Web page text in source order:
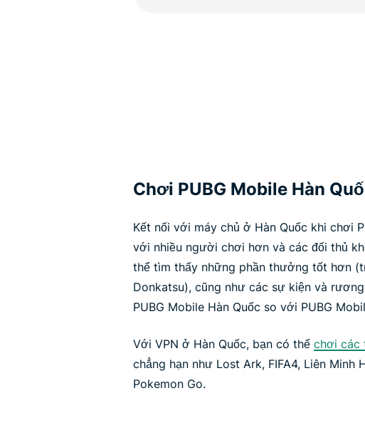
Chơi PUBG Mobile Hàn
Kết nối với máy chủ ở Hàn Quốc khi chơi
với nhiều người chơi hơn và các đối thủ
thể tìm thấy những phần thưởng tốt hơn
Donkatsu), cũng như các sự kiện và
PUBG Mobile Hàn Quốc so với PUBG
Với VPN ở Hàn Quốc, bạn có thể chơi các
chẳng hạn như Lost Ark, FIFA4, Liên Minh
Pokemon Go.